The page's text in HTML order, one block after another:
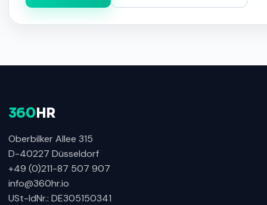
360 HR
Oberbilker Allee 315
D-40227 Düsseldorf
+49 (0)211-87 507 907
info@360hr.io
USt-IdNr.: DE305150341